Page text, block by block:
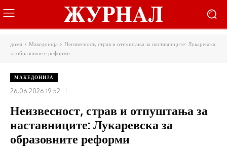
дома Македонија
Неизвесност, страв и отпуштања за наставниците: Лукаревска
за образовните реформи
МАКЕДОНИЈА
26.06.2026 19:52
Неизвесност, страв и отпуштања за
наставниците: Лукаревска за
образовните реформи